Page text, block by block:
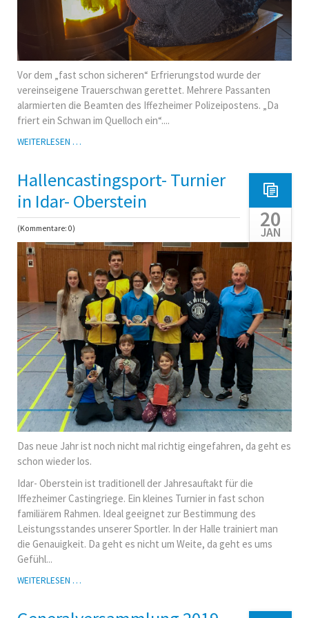
Vor dem „fast schon sicheren“ Erfrierungstod wurde der
vereinseigene Trauerschwan gerettet. Mehrere Passanten
alarmierten die Beamten des Iffezheimer Polizeipostens. „Da
friert ein Schwan im Quelloch ein“....
WEITERLESEN …AKI
TRAUERSCHWAN
Hallencastingsport- Turnier
in Idar- Oberstein
20
JAN
(Kommentare: 0)
Das neue Jahr ist noch nicht mal richtig eingefahren, da geht es
schon wieder los.
Idar- Oberstein ist traditionell der Jahresauftakt für die
Iffezheimer Castingriege. Ein kleines Turnier in fast schon
familiärem Rahmen. Ideal geeignet zur Bestimmung des
Leistungsstandes unserer Sportler. In der Halle trainiert man
die Genauigkeit. Da geht es nicht um Weite, da geht es ums
Gefühl...
WEITERLESEN …HALLENCASTINGSPORT-